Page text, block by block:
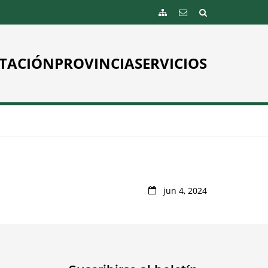
PROVINCIASERVICIOS
jun 4, 2024